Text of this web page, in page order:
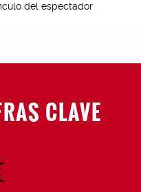
del espectador
CLAVE